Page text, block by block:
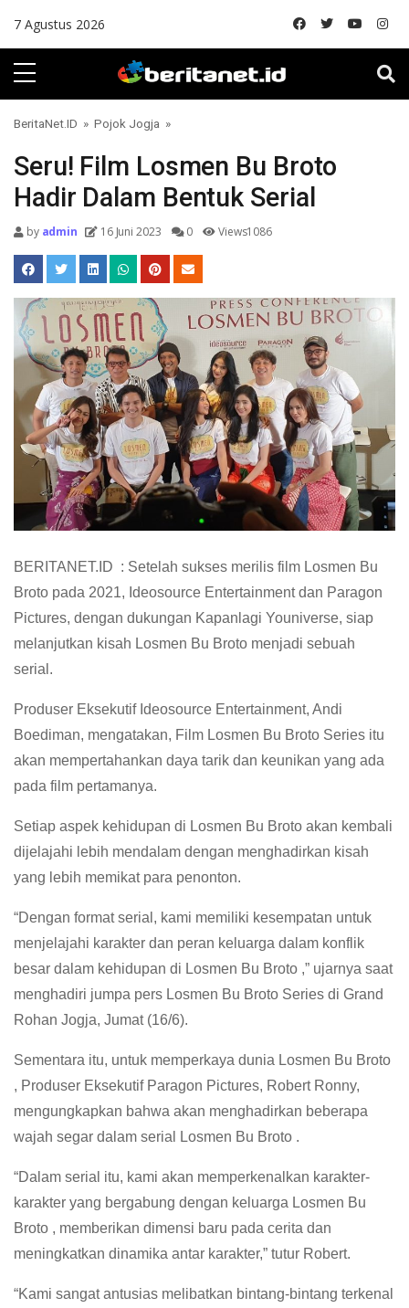
7 Agustus 2026
BeritaNet.ID » Pojok Jogja »
Seru! Film Losmen Bu Broto
Hadir Dalam Bentuk Serial
byadmin 16 Juni 2023 0 Views1086
BERITANET.ID : Setelah sukses merilis film Losmen Bu
Broto pada 2021, Ideosource Entertainment dan Paragon
Pictures, dengan dukungan Kapanlagi Youniverse, siap
melanjutkan kisah Losmen Bu Broto menjadi sebuah
serial.
Produser Eksekutif Ideosource Entertainment, Andi
Boediman, mengatakan, Film Losmen Bu Broto Series itu
akan mempertahankan daya tarik dan keunikan yang ada
pada film pertamanya.
Setiap aspek kehidupan di Losmen Bu Broto akan kembali
dijelajahi lebih mendalam dengan menghadirkan kisah
yang lebih memikat para penonton.
“Dengan format serial, kami memiliki kesempatan untuk
menjelajahi karakter dan peran keluarga dalam konflik
besar dalam kehidupan di Losmen Bu Broto ,” ujarnya saat
menghadiri jumpa pers Losmen Bu Broto Series di Grand
Rohan Jogja, Jumat (16/6).
Sementara itu, untuk memperkaya dunia Losmen Bu Broto
, Produser Eksekutif Paragon Pictures, Robert Ronny,
mengungkapkan bahwa akan menghadirkan beberapa
wajah segar dalam serial Losmen Bu Broto .
“Dalam serial itu, kami akan memperkenalkan karakter-
karakter yang bergabung dengan keluarga Losmen Bu
Broto , memberikan dimensi baru pada cerita dan
meningkatkan dinamika antar karakter,” tutur Robert.
“Kami sangat antusias melibatkan bintang-bintang terkenal